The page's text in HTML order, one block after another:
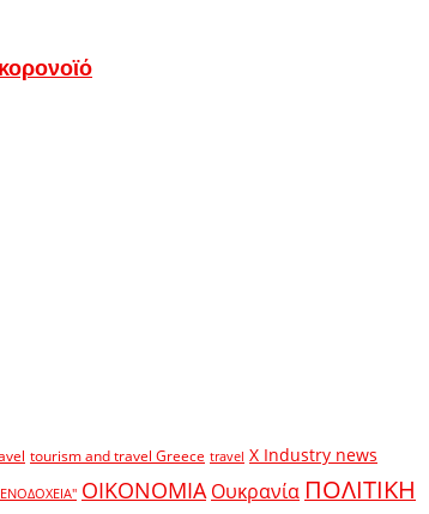
tourism and travel Greece travel X Industry news
ΟΙΚΟΝΟΜΙΑ Ουκρανία ΠΟΛΙΤΙΚΗ